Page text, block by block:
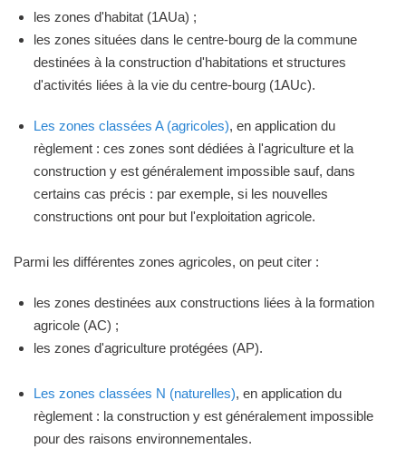
les zones d'habitat (1AUa) ;
les zones situées dans le centre-bourg de la commune
destinées à la construction d'habitations et structures
d'activités liées à la vie du centre-bourg (1AUc).
Les zones classées A (agricoles), en application du
règlement : ces zones sont dédiées à l'agriculture et la
construction y est généralement impossible sauf, dans
certains cas précis : par exemple, si les nouvelles
constructions ont pour but l'exploitation agricole.
Parmi les différentes zones agricoles, on peut citer :
les zones destinées aux constructions liées à la formation
agricole (AC) ;
les zones d'agriculture protégées (AP).
Les zones classées N (naturelles), en application du
règlement : la construction y est généralement impossible
pour des raisons environnementales.